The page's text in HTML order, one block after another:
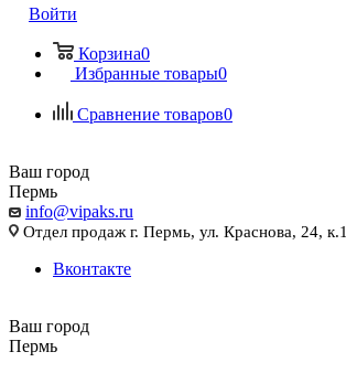
Войти
Корзина0
Избранные товары0
Сравнение товаров0
Ваш город
Пермь
info@vipaks.ru
Отдел продаж г. Пермь, ул. Краснова, 24, к.1
Вконтакте
Ваш город
Пермь